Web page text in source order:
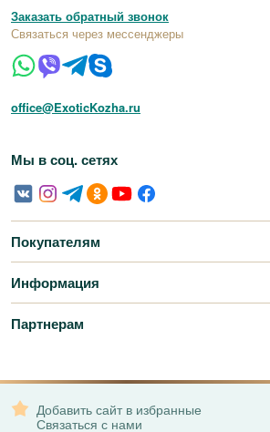
Заказать обратный звонок
Связаться через мессенджеры
office@ExoticKozha.ru
Мы в соц. сетях
Покупателям
Информация
Партнерам
Добавить сайт в избранные
Связаться с нами